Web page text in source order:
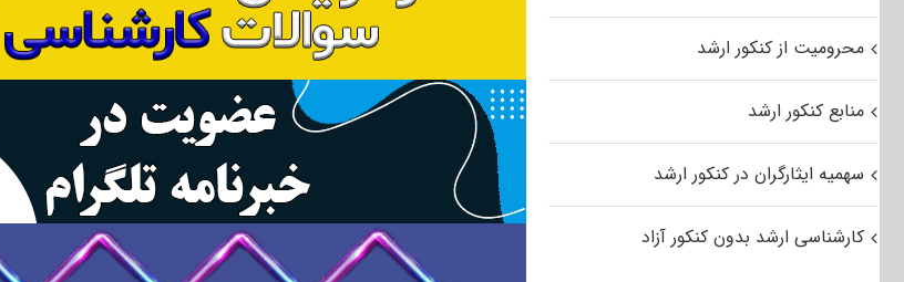
محرومیت از کنکور ارشد
منابع کنکور ارشد
سهمیه ایثارگران در کنکور ارشد
کارشناسی ارشد بدون کنکور آزاد